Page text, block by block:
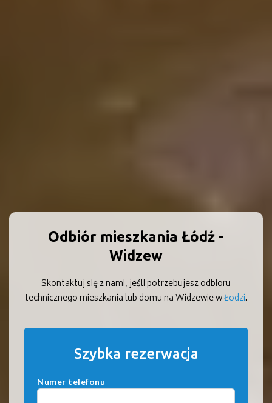
Odbiór mieszkania Łódź -
Widzew
Skontaktuj się z nami, jeśli potrzebujesz odbioru
technicznego mieszkania lub domu na Widzewie wŁodzi.
Szybka rezerwacja
Numer telefonu